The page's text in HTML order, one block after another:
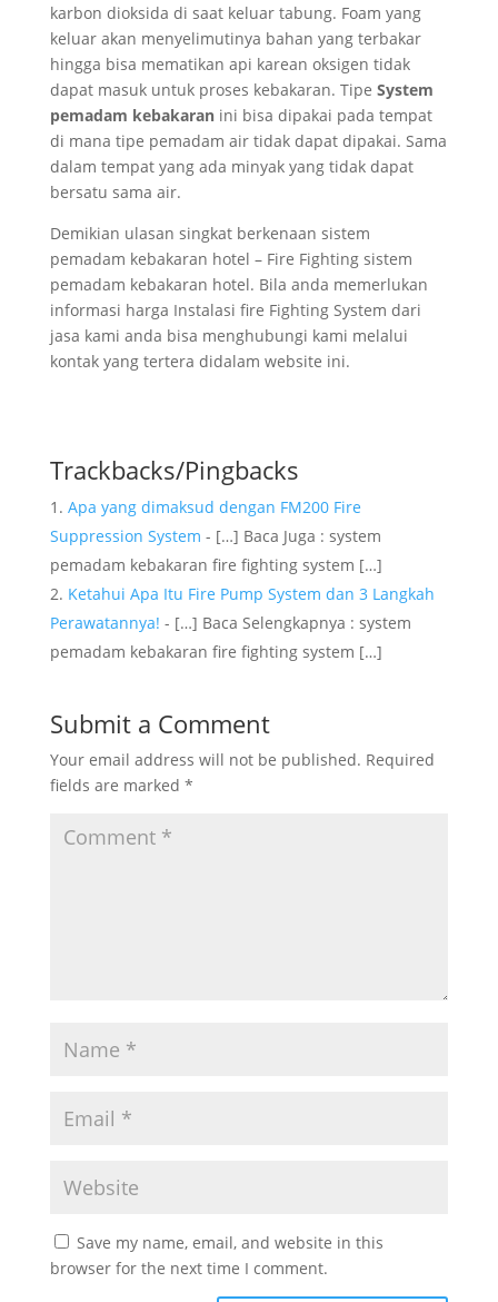
karbon dioksida di saat keluar tabung. Foam yang
keluar akan menyelimutinya bahan yang terbakar
hingga bisa mematikan api karean oksigen tidak
dapat masuk untuk proses kebakaran. Tipe System
pemadam kebakaranini bisa dipakai pada tempat
di mana tipe pemadam air tidak dapat dipakai. Sama
dalam tempat yang ada minyak yang tidak dapat
bersatu sama air.
Demikian ulasan singkat berkenaan sistem
pemadam kebakaran hotel – Fire Fighting sistem
pemadam kebakaran hotel. Bila anda memerlukan
informasi harga Instalasi fire Fighting System dari
jasa kami anda bisa menghubungi kami melalui
kontak yang tertera didalam website ini.
Trackbacks/Pingbacks
Apa yang dimaksud dengan FM200 Fire
Suppression System - […] Baca Juga : system
pemadam kebakaran fire fighting system […]
Ketahui Apa Itu Fire Pump System dan 3 Langkah
Perawatannya! - […] Baca Selengkapnya : system
pemadam kebakaran fire fighting system […]
Submit a Comment
Your email address will not be published. Required
fields are marked *
Save my name, email, and website in this
browser for the next time I comment.